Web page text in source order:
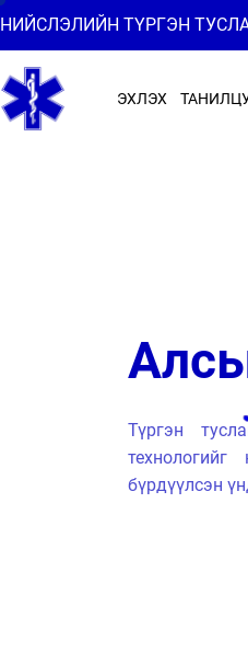
НИЙСЛЭЛИЙН ТҮРГЭН
ЭХЛЭХ
Иргэдэд
зүйн ур
хүртээмжтэй